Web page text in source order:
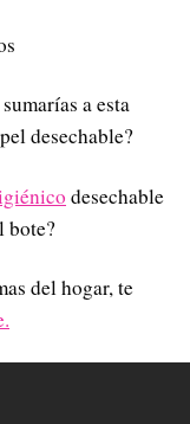
a esta
desechable?
desechable
bote?
del hogar, te